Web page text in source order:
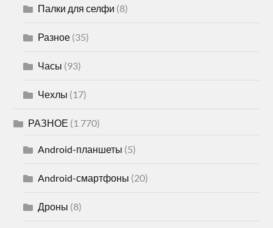
Палки для селфи (8)
Разное (35)
Часы (93)
Чехлы (17)
РАЗНОЕ (1 770)
Android-планшеты (5)
Android-смартфоны (20)
Дроны (8)